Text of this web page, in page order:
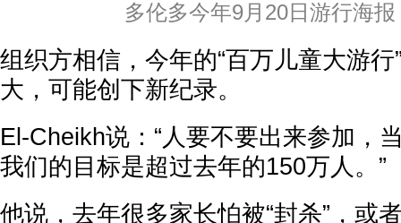
多伦多今年9月20日游行海
组织方相信，今年的“百万儿童大游
大，可能创下新纪录。
El-Cheikh说：“人要不要出来参加，
我们的目标是超过去年的150万人。”
他说，去年很多家长怕被“封杀”，或